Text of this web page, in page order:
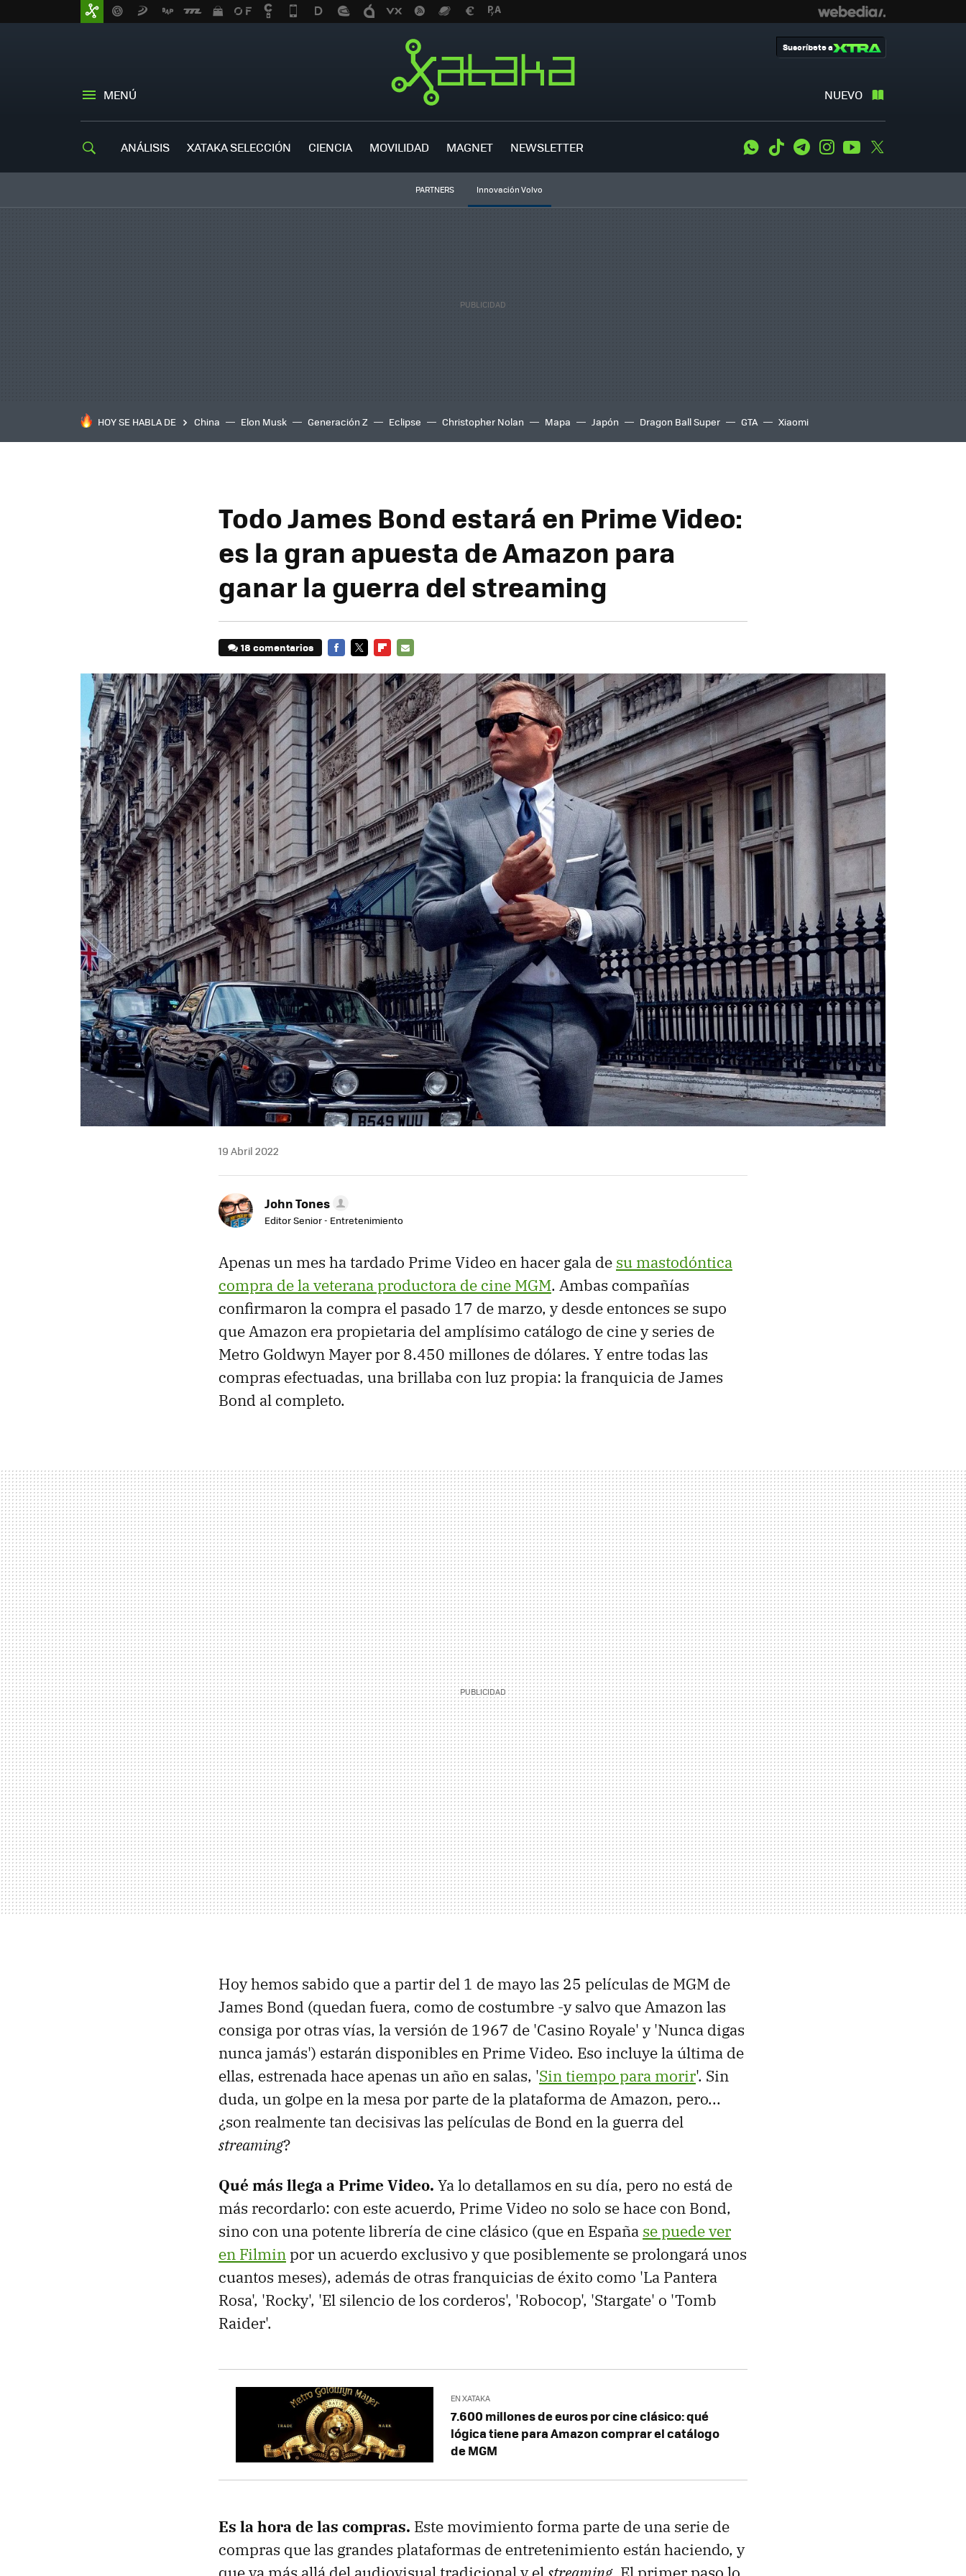
MENÚ NUEVO
Suscríbete a
ANÁLISIS XATAKA SELECCIÓN CIENCIA MOVILIDAD MAGNET NEWSLETTER WhatsApp
Tiktok TelegramInstagramYoutube
PARTNERS Innovación Volvo
HOY SE HABLA DE China Elon Musk Generación Z Eclipse Christopher Nolan Mapa Japón Dragon Ball Super GTA Xiaomi
Todo James Bond estará en Prime Video:
es la gran apuesta de Amazon para
ganar la guerra del streaming
18 comentarios
MAIL
19 Abril 2022
John Tones
Editor Senior - Entretenimiento
Apenas un mes ha tardado Prime Video en hacer gala de su mastodóntica
compra de la veterana productora de cine MGM. Ambas compañías
confirmaron la compra el pasado 17 de marzo, y desde entonces se supo
que Amazon era propietaria del amplísimo catálogo de cine y series de
Metro Goldwyn Mayer por 8.450 millones de dólares. Y entre todas las
compras efectuadas, una brillaba con luz propia: la franquicia de James
Bond al completo.
Hoy hemos sabido que a partir del 1 de mayo las 25 películas de MGM de
James Bond (quedan fuera, como de costumbre -y salvo que Amazon las
consiga por otras vías, la versión de 1967 de 'Casino Royale' y 'Nunca digas
nunca jamás') estarán disponibles en Prime Video. Eso incluye la última de
ellas, estrenada hace apenas un año en salas, 'Sin tiempo para morir'. Sin
duda, un golpe en la mesa por parte de la plataforma de Amazon, pero...
¿son realmente tan decisivas las películas de Bond en la guerra del
streaming?
Qué más llega a Prime Video. Ya lo detallamos en su día, pero no está de
más recordarlo: con este acuerdo, Prime Video no solo se hace con Bond,
sino con una potente librería de cine clásico (que en España se puede ver
en Filminpor un acuerdo exclusivo y que posiblemente se prolongará unos
cuantos meses), además de otras franquicias de éxito como 'La Pantera
Rosa', 'Rocky', 'El silencio de los corderos', 'Robocop', 'Stargate' o 'Tomb
Raider'.
EN XATAKA
7.600 millones de euros por cine clásico: qué
lógica tiene para Amazon comprar el catálogo
de MGM
Es la hora de las compras. Este movimiento forma parte de una serie de
compras que las grandes plataformas de entretenimiento están haciendo, y